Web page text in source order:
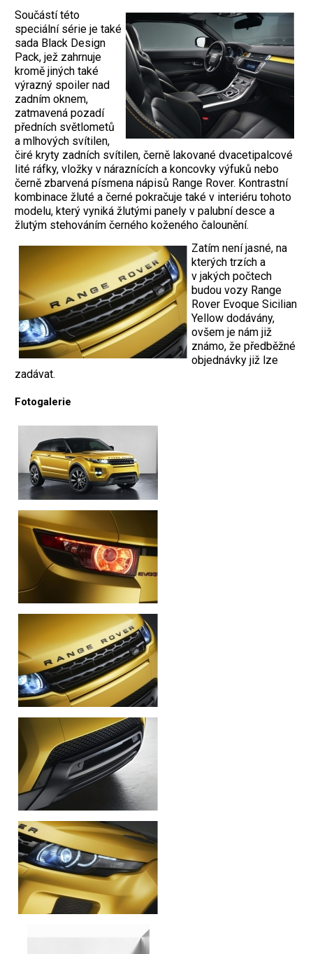
Součástí této
speciální série je také
sada Black Design
Pack, jež zahrnuje
kromě jiných také
výrazný spoiler nad
zadním oknem,
zatmavená pozadí
předních světlometů
a mlhových svítilen,
čiré kryty zadních svítilen, černě lakované dvacetipalcové
lité ráfky, vložky v náraznících a koncovky výfuků nebo
černě zbarvená písmena nápisů Range Rover. Kontrastní
kombinace žluté a černé pokračuje také v interiéru tohoto
modelu, který vyniká žlutými panely v palubní desce a
žlutým stehováním černého koženého čalounění.
Zatím není jasné, na
kterých trzích a
v jakých počtech
budou vozy Range
Rover Evoque Sicilian
Yellow dodávány,
ovšem je nám již
známo, že předběžné
objednávky již lze
zadávat.
Fotogalerie